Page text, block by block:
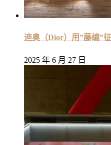
迪奥（Dior）用”藤编”
2025 年 6 月 27 日